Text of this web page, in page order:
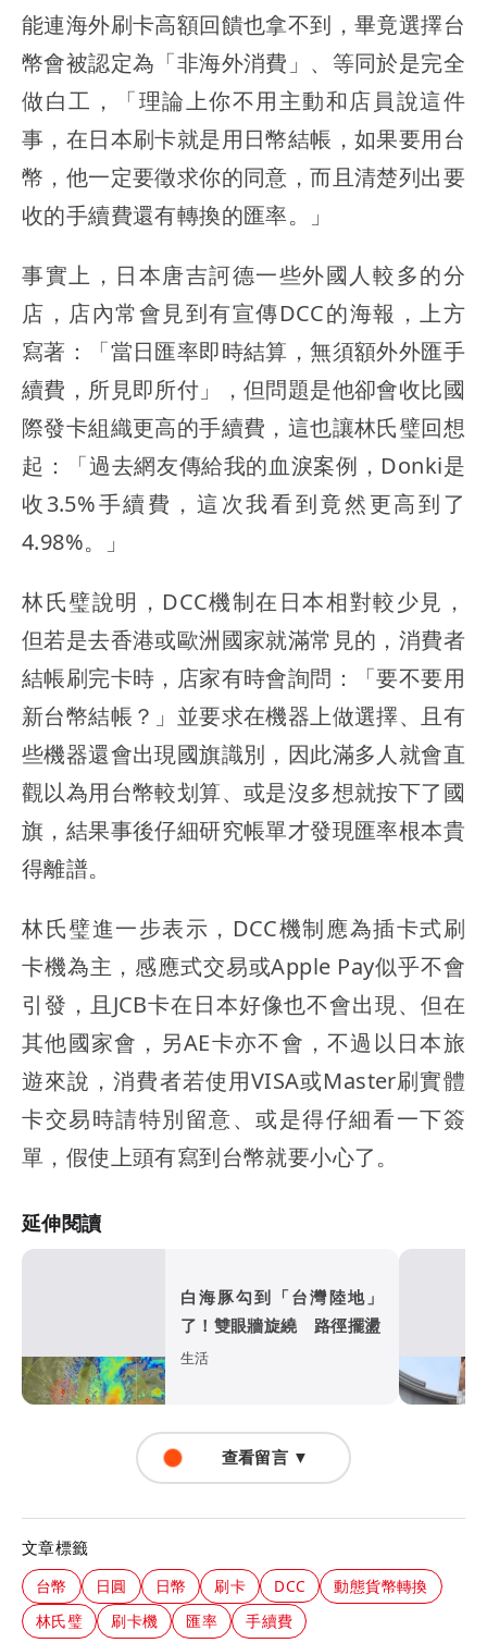
能連海外刷卡高額回饋也拿不到，畢竟選擇台
幣會被認定為「非海外消費」、等同於是完全
做白工 ，「理論上你不用主動和店員說這件
事，在日本刷卡就是用日幣結帳，如果要用台
幣，他一定要徵求你的同意，而且清楚列出要
收的手續費還有轉換的匯率。」
事實上，日本唐吉訶德一些外國人較多的分
店，店內常會見到有宣傳DCC的海報，上方
寫著：「當日匯率即時結算，無須額外外匯手
續費，所見即所付」，但問題是他卻會收比國
際發卡組織更高的手續費，這也讓林氏璧回想
起：「過去網友傳給我的血淚案例，Donki是
收3.5%手續費，這次我看到竟然更高到了
4.98%。」
林氏璧說明，DCC機制在日本相對較少見，
但若是去香港或歐洲國家就滿常見的，消費者
結帳刷完卡時，店家有時會詢問：「要不要用
新台幣結帳？」並要求在機器上做選擇、且有
些機器還會出現國旗識別， 因此滿多人就會直
觀以為用台幣較划算、或是沒多想就按下了國
旗 ，結果事後仔細研究帳單才發現匯率根本貴
得離譜。
林氏璧進一步表示，DCC機制應為插卡式刷
卡機為主，感應式交易或Apple Pay似乎不會
引發，且JCB卡在日本好像也不會出現、但在
其他國家會，另AE卡亦不會，不過以日本旅
遊來說，消費者若使用VISA或Master刷實體
卡交易時請特別留意、或是得仔細看一下簽
單，假使上頭有寫到台幣就要小心了。
延伸閱讀
白海豚勾到「台灣陸地」
了！雙眼牆旋繞 路徑擺盪
生活
查看留言 ▼
文章標籤
台幣 日圓 日幣 刷卡 DCC
動態貨幣轉換
林氏璧
刷卡機 匯率 手續費